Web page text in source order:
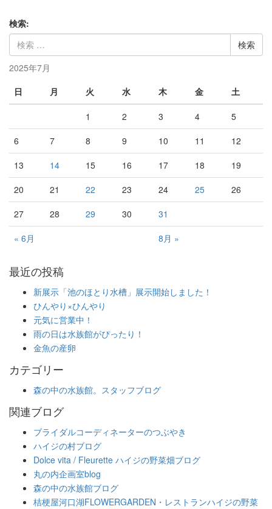
検索:
2025年7月
日
月 火 水 木 金 土
« 6月 8月 »
1 2 3 4
5
6
7 8 9 10 11
12
13
14 15 16 17 18
19
20
21 22 23 24 25
26
27
28 29 30 31
最近の投稿
新展示「池のほとり水槽」展示開始しました！
ひんやり×ひんやり
元気に営業中！
雨の日は水族館がぴったり！
金魚の産卵
カテゴリー
森の中の水族館。スタッフブログ
関連ブログ
ブライダルコーディネーターのつぶやき
ハイジの村ブログ
Dolce vita / Fleurette ハイジの野菜畑ブログ
丸の内企画室blog
森の中の水族館ブログ
桔梗屋河口湖FLOWERGARDEN・レストランハイジの野菜